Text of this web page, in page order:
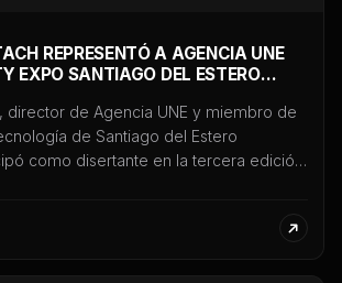
REPRESENTÓ A AGENCIA UNE
EXPO SANTIAGO DEL ESTERO
director de Agencia UNE y miembro de
de Santiago del Estero
como disertante en la tercera edición
y transformación digital